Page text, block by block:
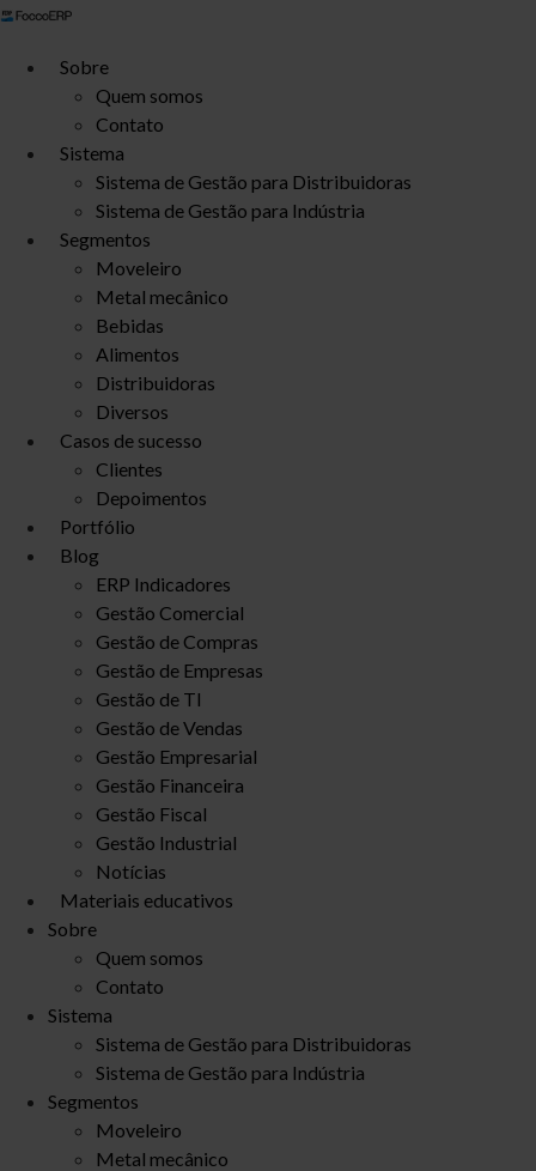
Ir
conteúdo
Sobre
Quem somos
Contato
Sistema
Sistema de Gestão para Distribuidoras
Sistema de Gestão para Indústria
Segmentos
Moveleiro
Metal mecânico
Bebidas
Alimentos
Distribuidoras
Diversos
Casos de sucesso
Clientes
Depoimentos
Portfólio
Blog
ERP Indicadores
Gestão Comercial
Gestão de Compras
Gestão de Empresas
Gestão de TI
Gestão de Vendas
Gestão Empresarial
Gestão Financeira
Gestão Fiscal
Gestão Industrial
Notícias
Materiais educativos
Sobre
Quem somos
Contato
Sistema
Sistema de Gestão para Distribuidoras
Sistema de Gestão para Indústria
Segmentos
Moveleiro
Metal mecânico